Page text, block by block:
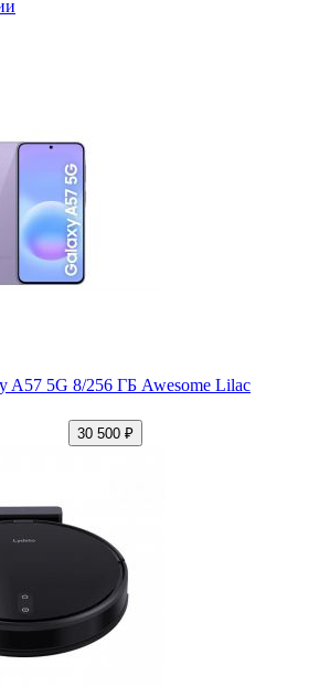
A57 5G 8/256 ГБ Awesome Lilac
30 500 ₽